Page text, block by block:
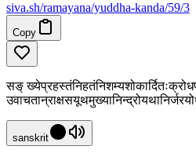
siva.sh/ramayana/yuddha-kanda/59/3
Copy
सङ्
sanskrit